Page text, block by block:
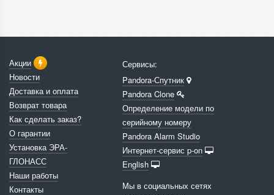
Акции
Новости
Доставка и оплата
Возврат товара
Как сделать заказ?
О гарантии
Установка ЭРА-
ГЛОНАСС
Наши работы
Контакты
Сервисы:
Pandora-Спутник
Pandora Clone
Определение модели по
серийному номеру
Pandora Alarm Studio
Интернет-сервис p-on
English
Мы в социальных сетях